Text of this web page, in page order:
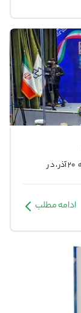
همایش ملی پرچمداران تفسیر قرآن کریم، روز پنجشنبه ۲۰ آذر، در
ادامه مطلب